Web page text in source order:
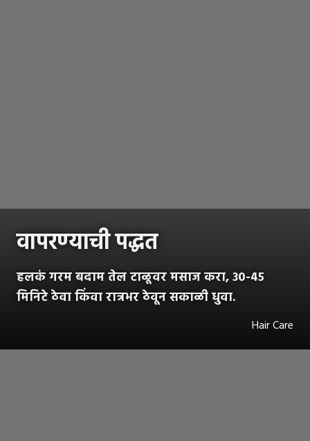
वापरण्याची पद्धत
हलकं गरम बदाम तेल टाळूवर मसाज करा, ३०-४५
मिनिटे ठेवा किंवा रात्रभर ठेवून सकाळी धुवा.
Hair Care